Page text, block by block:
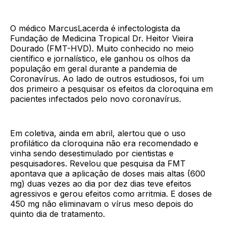
O médico MarcusLacerda é infectologista da
Fundação de Medicina Tropical Dr. Heitor Vieira
Dourado (FMT-HVD). Muito conhecido no meio
científico e jornalístico, ele ganhou os olhos da
população em geral durante a pandemia de
Coronavírus. Ao lado de outros estudiosos, foi um
dos primeiro a pesquisar os efeitos da cloroquina em
pacientes infectados pelo novo coronavírus.
Em coletiva, ainda em abril, alertou que o uso
profilático da cloroquina não era recomendado e
vinha sendo desestimulado por cientistas e
pesquisadores. Revelou que pesquisa da FMT
apontava que a aplicação de doses mais altas (600
mg) duas vezes ao dia por dez dias teve efeitos
agressivos e gerou efeitos como arritmia. E doses de
450 mg não eliminavam o vírus meso depois do
quinto dia de tratamento.